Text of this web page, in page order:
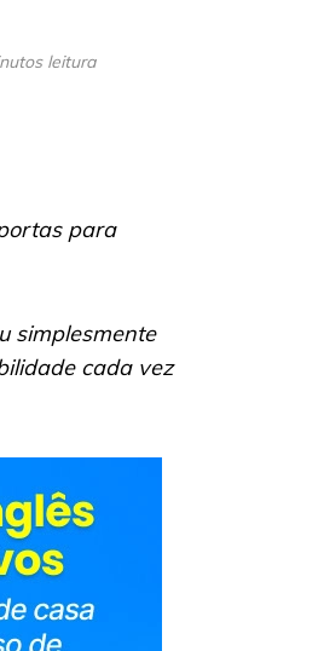
leitura
para
simplesmente
cada vez